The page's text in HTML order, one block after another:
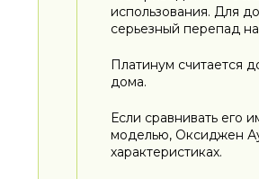
использования. Для
серьезный перепад
Платинум считается
дома.
Если сравнивать его
моделью, Оксиджен
характеристиках.